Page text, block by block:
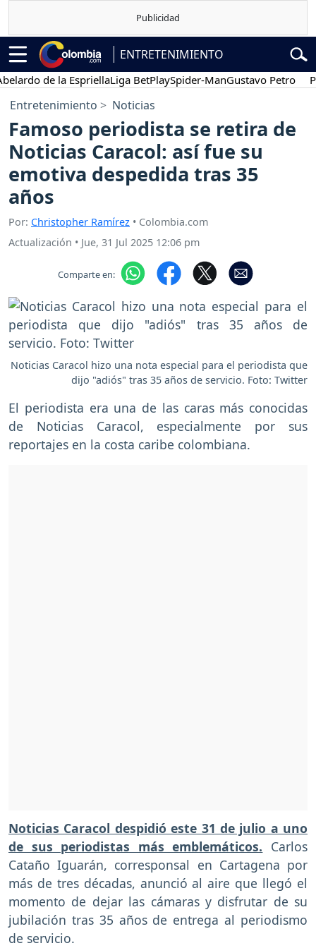
ENTRETENIMIENTO
de la EspriellaLiga BetPlaySpider-ManGustavo Petro
Entretenimiento Noticias
Famoso periodista se retira de
Noticias Caracol: así fue su
emotiva despedida tras 35
años
Por: Christopher Ramírez • Colombia.com
Actualización • Jue, 31 Jul 2025 12:06 pm
Comparte en:
Noticias Caracol hizo una nota especial para el periodista que
dijo "adiós" tras 35 años de servicio. Foto: Twitter
El periodista era una de las caras más conocidas
de Noticias Caracol, especialmente por sus
reportajes en la costa caribe colombiana.
Noticias Caracol despidió este 31 de julio a uno
de sus periodistas más emblemáticos. Carlos
Cataño Iguarán, corresponsal en Cartagena por
más de tres décadas, anunció al aire que llegó el
momento de dejar las cámaras y disfrutar de su
jubilación tras 35 años de entrega al periodismo
de servicio.